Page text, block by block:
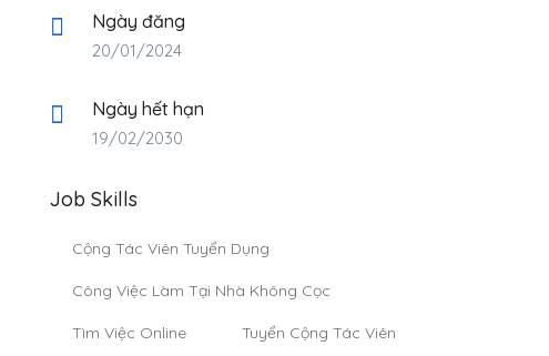
Ngày đăng
20/01/2024
Ngày hết hạn
19/02/2030
Job Skills
Cộng Tác Viên Tuyển Dụng
Công Việc Làm Tại Nhà Không Cọc
Tìm Việc Online Tuyển Cộng Tác Viên